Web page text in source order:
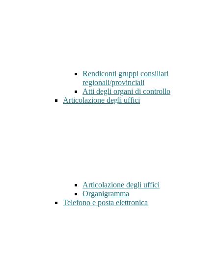
Rendiconti gruppi consiliari
regionali/provinciali
Atti degli organi di controllo
Articolazione degli uffici
Articolazione degli uffici
Organigramma
Telefono e posta elettronica